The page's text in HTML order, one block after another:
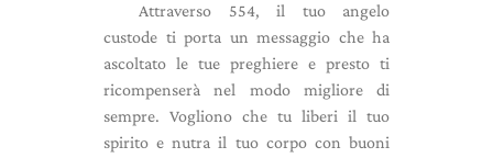
Attraverso 554, il tuo angelo
custode ti porta un messaggio che ha
ascoltato le tue preghiere e presto ti
ricompenserà nel modo migliore di
sempre. Vogliono che tu liberi il tuo
spirito e nutra il tuo corpo con buoni